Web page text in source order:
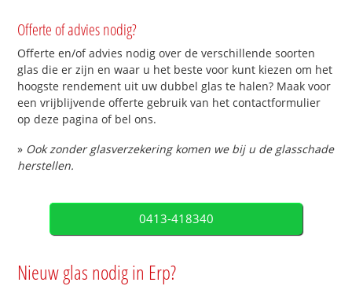
Offerte of advies nodig?
Offerte en/of advies nodig over de verschillende soorten
glas die er zijn en waar u het beste voor kunt kiezen om het
hoogste rendement uit uw dubbel glas te halen? Maak voor
een vrijblijvende offerte gebruik van het contactformulier
op deze pagina of bel ons.
» Ook zonder glasverzekering komen we bij u de glasschade
herstellen.
0413-418340
Nieuw glas nodig in Erp?